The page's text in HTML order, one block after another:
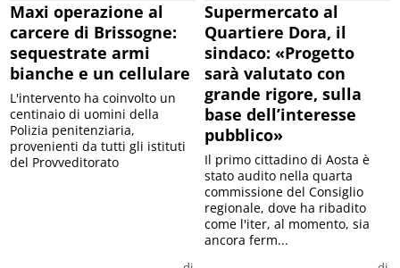
Maxi operazione al
carcere di Brissogne:
sequestrate armi
bianche e un cellulare
L'intervento ha coinvolto un
centinaio di uomini della
Polizia penitenziaria,
provenienti da tutti gli istituti
del Provveditorato
Supermercato al
Quartiere Dora, il
sindaco: «Progetto
sarà valutato con
grande rigore, sulla
base dell’interesse
pubblico»
Il primo cittadino di Aosta è
stato audito nella quarta
commissione del Consiglio
regionale, dove ha ribadito
come l'iter, al momento, sia
ancora ferm...